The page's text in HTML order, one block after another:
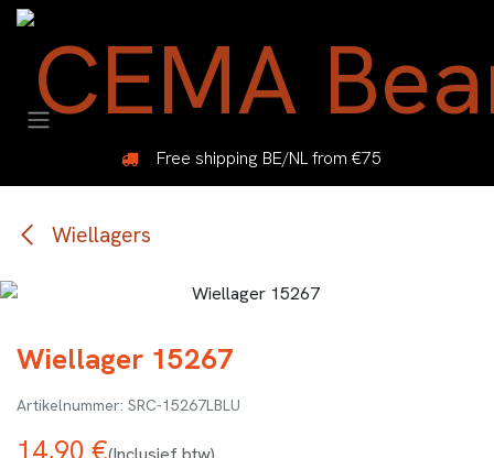
Overslaan naar inhoud
Free shipping BE/NL from €75
Wiellagers
Wiellager 15267
SRC-15267LBLU